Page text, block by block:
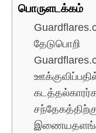
பொருளடக்கம்
தேடுபொறி